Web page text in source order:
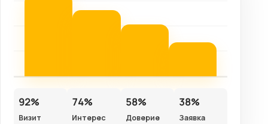
92%
Визит
74%
Интерес
58%
Доверие
38%
Заявка